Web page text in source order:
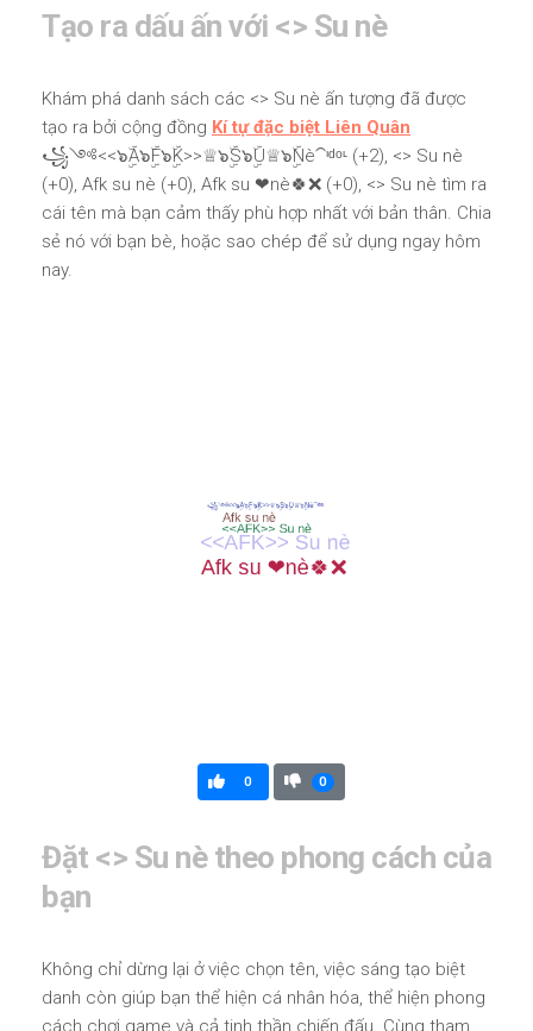
Tạo ra dấu ấn với <> Su nè
Khám phá danh sách các <> Su nè ấn tượng đã được
tạo ra bởi cộng đồng Kí tự đặc biệt Liên Quân
꧁༺<<๖ۣۜA๖ۣۜF๖ۣۜK>>♕๖ۣۜS๖ۣۜU♕๖ۣۜNè⁀ᶦᵈᵒᶫ (+2), <> Su nè
(+0), Afk su nè (+0), Afk su ❤nè🍀❌ (+0), <> Su nè tìm ra
cái tên mà bạn cảm thấy phù hợp nhất với bản thân. Chia
sẻ nó với bạn bè, hoặc sao chép để sử dụng ngay hôm
nay.
0 0
Đặt <> Su nè theo phong cách của
bạn
Không chỉ dừng lại ở việc chọn tên, việc sáng tạo biệt
danh còn giúp bạn thể hiện cá nhân hóa, thể hiện phong
cách chơi game và cả tinh thần chiến đấu. Cùng tham